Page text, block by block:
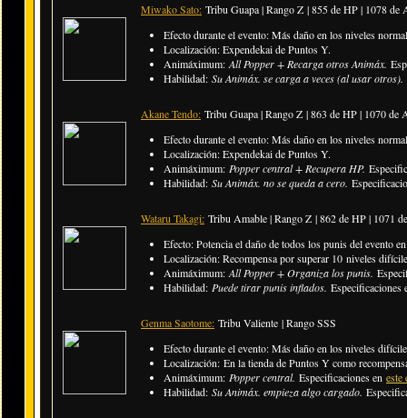
Miwako Sato: Tribu Guapa | Rango Z | 855 de HP | 1078 de
Efecto durante el evento: Más daño en los niveles
Localización: Expendekai de Puntos Y.
Animáximum: All Popper + Recarga otros Animáx.
Habilidad: Su Animáx. se carga a veces (al usar otros).
Akane Tendo: Tribu Guapa | Rango Z |863 de HP | 1070 de
Efecto durante el evento: Más daño en los niveles
Localización: Expendekai de Puntos Y.
Animáximum: Popper central + Recupera HP.
Habilidad: Su Animáx. no se queda a cero.
Wataru Takagi: Tribu Amable | Rango Z |862 de HP | 1071
Efecto: Potencia el daño de todos los punis del evento
Localización: Recompensa por superar 10 niveles
Animáximum: All Popper + Organiza los punis.
Habilidad: Puede tirar punis inflados. Especificaciones
Genma Saotome: Tribu Valiente | Rango SSS
Efecto durante el evento: Más daño en los niveles
Localización: En la tienda de Puntos Y como
Animáximum: Popper central. Especificaciones en este
Habilidad: Su Animáx. empieza algo cargado.